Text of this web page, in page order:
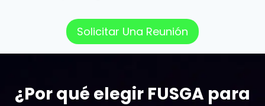
Solicitar Una Reunión
¿Por qué elegir FUSGA para